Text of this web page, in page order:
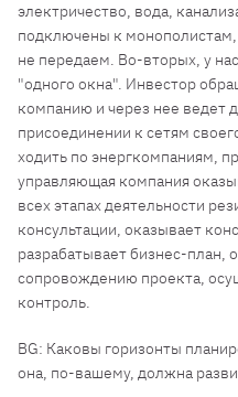
электричество, вода,
подключены к
не передаем. Во-вторых, у
"одного окна". Инвестор
компанию и через нее ведет
присоединении к сетям
ходить по энергкомпаниям,
управляющая компания
всех этапах деятельности
консультации, оказывает
разрабатывает бизнес-план,
сопровождению проекта,
контроль.
BG: Каковы горизонты
она, по-вашему, должна